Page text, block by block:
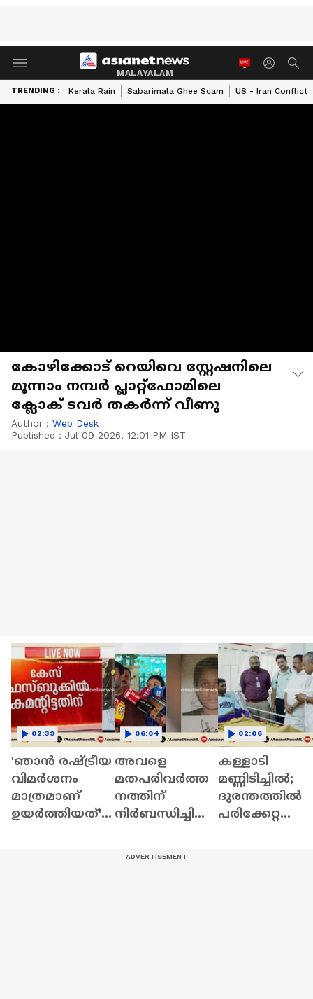
MALAYALAM
TRENDING : Kerala Rain Sabarimala Ghee Scam US - Iran Conflict
കോഴിക്കോട് റെയിവെ സ്റ്റേഷനിലെ
മൂന്നാം നമ്പർ പ്ലാറ്റ്ഫോമിലെ
ക്ലോക് ടവർ തകർന്ന് വീണു
Author : Web Desk
Published : Jul 09 2026, 12:01 PM IST
'ഞാൻ രഷ്ട്രീയ
വിമര്‍ശനം
മാത്രമാണ്
ഉയര്‍ത്തിയത്';
02:39
അവളെ
മതപരിവര്‍ത്ത
നത്തിന്
നിര്‍ബന്ധിച്ചിരു
06:04
കള്ളാടി
മണ്ണിടിച്ചിൽ;
ദുരന്തത്തിൽ
പരിക്കേറ്റ
02:06